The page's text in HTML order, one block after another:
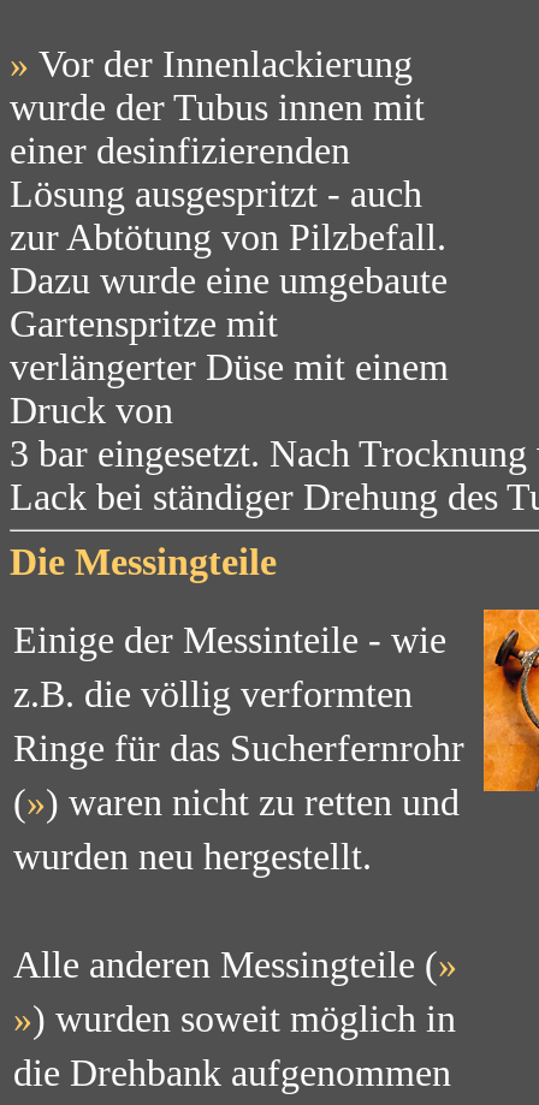
» Vor der Innenlackierung
wurde der Tubus innen mit
einer desinfizierenden
Lösung ausgespritzt - auch
zur Abtötung von Pilzbefall.
Dazu wurde eine umgebaute
Gartenspritze mit
verlängerter Düse mit einem
Druck von
3 bar eingesetzt. Nach
Lack bei ständiger Drehung des
Die Messingteile
Einige der Messinteile - wie
z.B. die völlig verformten
Ringe für das Sucherfernrohr
(») waren nicht zu retten und
wurden neu hergestellt.
Alle anderen Messingteile (»
») wurden soweit möglich in
die Drehbank aufgenommen